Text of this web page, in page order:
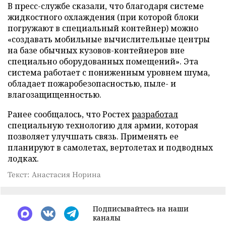
В пресс-службе сказали, что благодаря системе
жидкостного охлаждения (при которой блоки
погружают в специальный контейнер) можно
«создавать мобильные вычислительные центры
на базе обычных кузовов-контейнеров вне
специально оборудованных помещений». Эта
система работает с пониженным уровнем шума,
обладает пожаробезопасностью, пыле- и
влагозащищенностью.
Ранее сообщалось, что Ростехразработал
специальную технологию для армии, которая
позволяет улучшать связь. Применять ее
планируют в самолетах, вертолетах и подводных
лодках.
Текст: Анастасия Норина
Подписывайтесь на наши
каналы